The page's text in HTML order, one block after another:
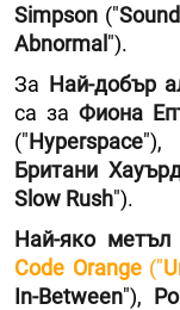
Simpson ("Sound
Abnormal ").
За Най-добър
са заФиона
("Hyperspace
Британи
Slow Rush").
Най-яко метъл
Code Orange("
In-Between"),